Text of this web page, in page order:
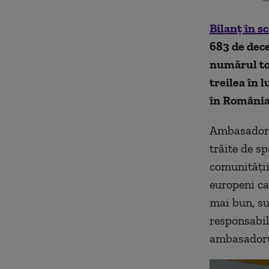
Bilanț în
683 de
numărul
treilea în
în
trăite de
comunității
europeni
mai bun,